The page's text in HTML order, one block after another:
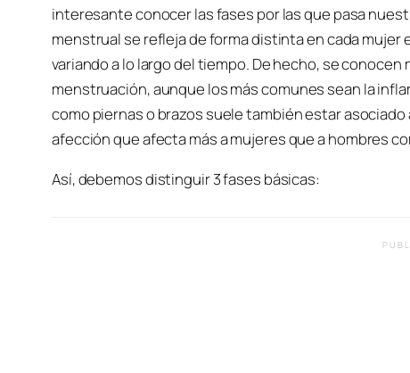
interesante conocer las fases por las que pasa
menstrual se refleja de forma distinta en cada mujer
variando a lo largo del tiempo. De hecho, se
menstruación, aunque los más comunes sean la
como piernas o brazos suele también estar
afección que afecta más a mujeres que a hombres
Así, debemos distinguir 3 fases básicas: